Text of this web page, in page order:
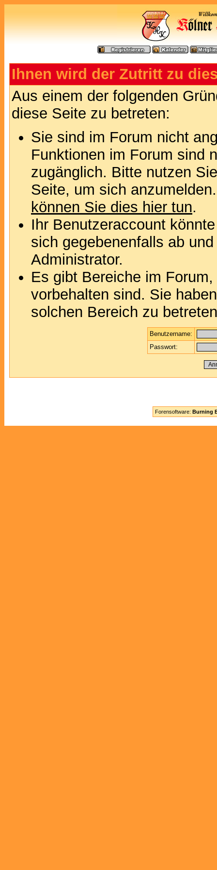
Ihnen wird der Zutritt zu
Aus einem der folgenden
diese Seite zu betreten:
Sie sind im Forum nicht
Funktionen im Forum sind
zugänglich. Bitte nutzen
Seite, um sich
können Sie dies hier tun.
Ihr Benutzeraccount
sich gegebenenfalls ab
Administrator.
Es gibt Bereiche im
vorbehalten sind. Sie
solchen Bereich zu
Benutzername:
Passwort:
Forensoftware: Burning